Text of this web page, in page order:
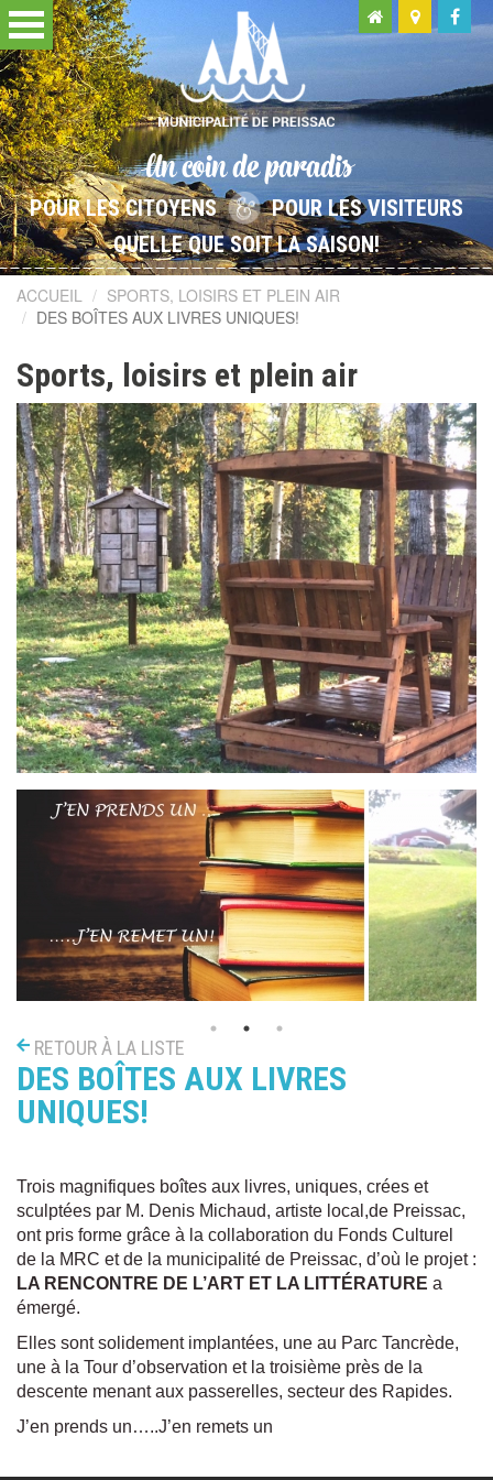
Un coin de paradis
POUR LES CITOYENS
POUR LES VISITEURS
QUELLE QUE SOIT LA SAISON!
ACCUEIL
SPORTS, LOISIRS ET PLEIN AIR
DES BOÎTES AUX LIVRES UNIQUES!
Sports, loisirs et plein air
RETOUR À LA LISTE
DES BOÎTES AUX LIVRES
UNIQUES!
Trois magnifiques boîtes aux livres, uniques, crées et
sculptées par M. Denis Michaud, artiste local,de Preissac,
ont pris forme grâce à la collaboration du Fonds Culturel
de la MRC et de la municipalité de Preissac, d’où le projet :
LA RENCONTRE DE L’ART ET LA LITTÉRATURE a
émergé.
Elles sont solidement implantées, une au Parc Tancrède,
une à la Tour d’observation et la troisième près de la
descente menant aux passerelles, secteur des Rapides.
J’en prends un…..J’en remets un